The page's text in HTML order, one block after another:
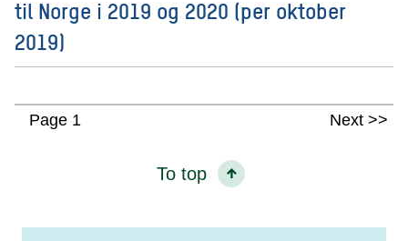
til Norge i 2019 og 2020 (per oktober
2019)
Page 1 Next
To top